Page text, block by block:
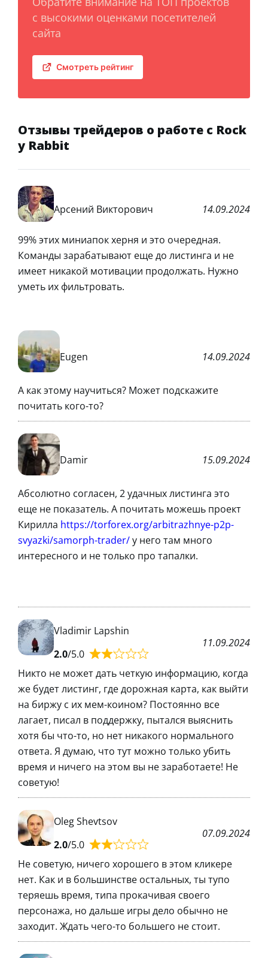
с высокими оценками посетителей
сайта
Смотреть рейтинг
Отзывы трейдеров о работе с Rock
y Rabbit
Арсений Викторович 14.09.2024
99% этих миниапок херня и это очередная.
Команды зарабатывают еще до листинга и не
имеет никакой мотивации продолжать. Нужно
уметь их фильтровать.
Eugen 14.09.2024
А как этому научиться? Может подскажите
почитать кого-то?
Damir 15.09.2024
Абсолютно согласен, 2 удачных листинга это
еще не показатель. А почитать можешь проект
Кирилла https://torforex.org/arbitrazhnye-p2p-
svyazki/samorph-trader/у него там много
интересного и не только про тапалки.
Vladimir Lapshin
2.0/5.0
11.09.2024
Никто не может дать четкую информацию, когда
же будет листинг, где дорожная карта, как выйти
на биржу с их мем-коином? Постоянно все
лагает, писал в поддержку, пытался выяснить
хотя бы что-то, но нет никакого нормального
ответа. Я думаю, что тут можно только убить
время и ничего на этом вы не заработаете! Не
советую!
Oleg Shevtsov
2.0/5.0
07.09.2024
Не советую, ничего хорошего в этом кликере
нет. Как и в большинстве остальных, ты тупо
теряешь время, типа прокачивая своего
персонажа, но дальше игры дело обычно не
заходит. Ждать чего-то большего не стоит.